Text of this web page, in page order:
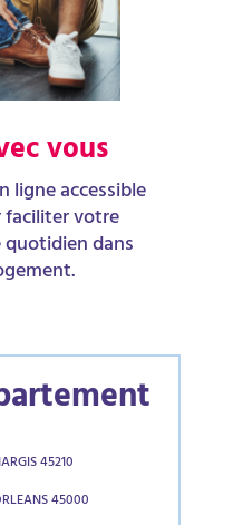
vous
ligne accessible
votre
dans
45210
45000